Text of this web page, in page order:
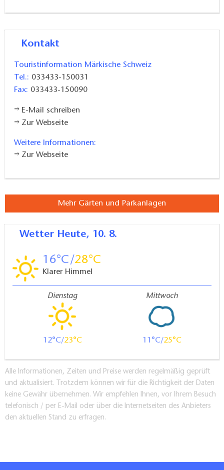
Kontakt
Touristinformation Märkische Schweiz
Tel.: 033433-150031
Fax: 033433-150090
E-Mail schreiben
Zur Webseite
Weitere Informationen:
Zur Webseite
Mehr Gärten und Parkanlagen
Wetter Heute, 10. 8.
16 28
Klarer Himmel
Dienstag
12 23
Mittwoch
11 25
Alle Informationen, Zeiten und Preise werden regelmäßig geprüft
und aktualisiert. Trotzdem können wir für die Richtigkeit der Daten
keine Gewähr übernehmen. Wir empfehlen Ihnen, vor Ihrem Besuch
telefonisch / per E-Mail oder über die Internetseiten des Anbieters
den aktuellen Stand zu erfragen.